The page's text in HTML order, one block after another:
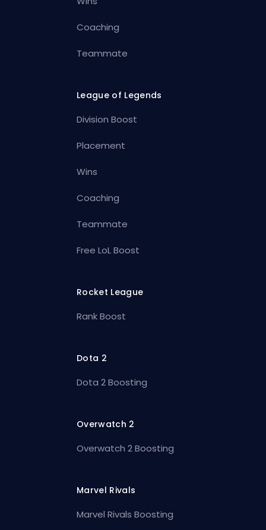
Coaching
Teammate
League of Legends
Division Boost
Placement
Wins
Coaching
Teammate
Free LoL Boost
Rocket League
Rank Boost
Dota 2
Dota 2 Boosting
Overwatch 2
Overwatch 2 Boosting
Marvel Rivals
Marvel Rivals Boosting